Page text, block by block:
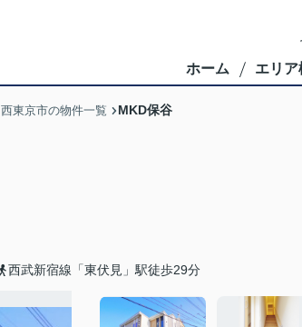
ホーム エリア
西東京市の物件一覧 MKD保谷
西武新宿線「東伏見」駅徒歩29分